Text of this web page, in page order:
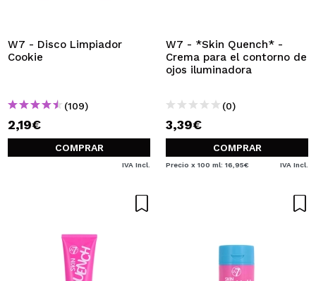
W7 - Disco Limpiador
Cookie
(109)
2,19€
COMPRAR
IVA Incl.
W7 - *Skin Quench* -
Crema para el contorno de
ojos iluminadora
(0)
3,39€
COMPRAR
Precio x 100 ml: 16,95€ IVA Incl.